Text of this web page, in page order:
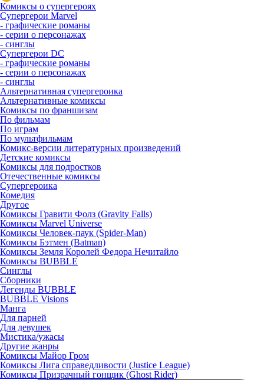
Комиксы о супергероях
Супергерои Marvel
- графические романы
- серии о персонажах
- синглы
Супергерои DC
- графические романы
- серии о персонажах
- синглы
Альтернативная супергероика
Альтернативные комиксы
Комиксы по франшизам
По фильмам
По играм
По мультфильмам
Комикс-версии литературных произведений
Детские комиксы
Комиксы для подростков
Отечественные комиксы
Супергероика
Комедия
Другое
Комиксы Гравити Фолз (Gravity Falls)
Комиксы Marvel Universe
Комиксы Человек-паук (Spider-Man)
Комиксы Бэтмен (Batman)
Комиксы Земля Королей Федора Нечитайло
Комиксы BUBBLE
Синглы
Сборники
Легенды BUBBLE
BUBBLE Visions
Манга
Для парней
Для девушек
Мистика/ужасы
Другие жанры
Комиксы Майор Гром
Комиксы Лига справедливости (Justice League)
Комиксы Призрачный гонщик (Ghost Rider)